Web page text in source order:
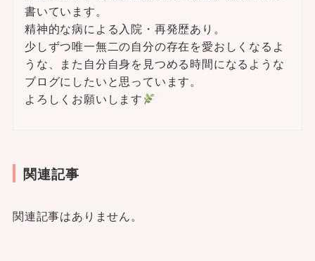
書いています。
精神的な病による入院・再発歴あり。
少しずつ唯一無二の自分の存在を愛おしくなるよ
うな、また自分自身を見つめる時間になるような
ブログにしたいと思っています。
よろしくお願いします
関連記事
関連記事はありません。